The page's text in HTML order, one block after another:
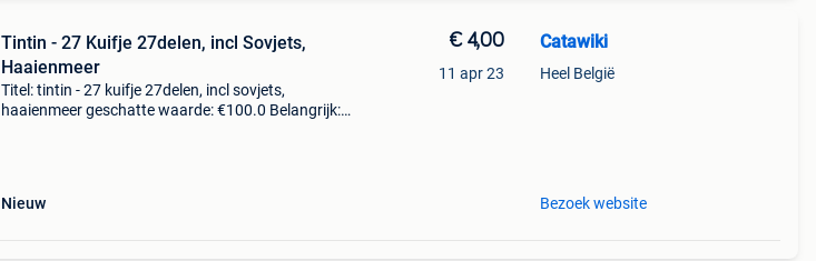
Tintin - 27 Kuifje 27delen, incl Sovjets,
Haaienmeer
Titel: tintin - 27 kuifje 27delen, incl sovjets,
haaienmeer geschatte waarde: €100.0 Belangrijk:
Nieuw
€ 4,00
11 apr 23
Catawiki
Heel België
Bezoek website